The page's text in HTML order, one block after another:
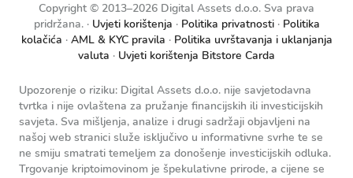
Copyright © 2013–2026 Digital Assets d.o.o. Sva prava
pridržana.
Uvjeti korištenja Politika privatnosti
Politika
kolačića
AML & KYC pravila
Politika uvrštavanja i uklanjanja
valuta
Uvjeti korištenja Bitstore Carda
Upozorenje o riziku: Digital Assets d.o.o. nije savjetodavna
tvrtka i nije ovlaštena za pružanje financijskih ili investicijskih
savjeta. Sva mišljenja, analize i drugi sadržaji objavljeni na
našoj web stranici služe isključivo u informativne svrhe te se
ne smiju smatrati temeljem za donošenje investicijskih odluka.
Trgovanje kriptoimovinom je špekulativne prirode, a cijene se